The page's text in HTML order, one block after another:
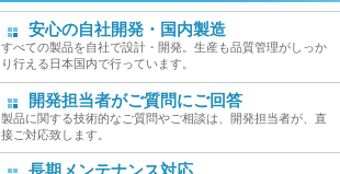
安心の自社開発・国内製造
すべての製品を自社で設計・開発。生産も品質管理がしっか
り行える日本国内で行っています。
開発担当者がご質問にご回答
製品に関する技術的なご質問やご相談は、開発担当者が、直
接ご対応致します。